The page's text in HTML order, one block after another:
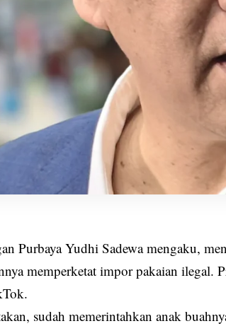
Purbaya Yudhi Sadewa mengaku,
memperketat impor pakaian ilegal.
sudah memerintahkan anak